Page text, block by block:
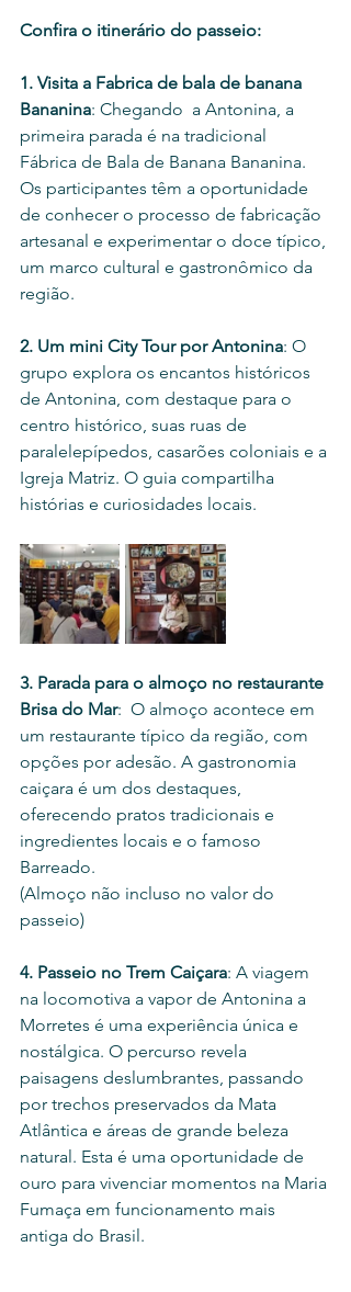
Confira o itinerário do passeio:
1. Visita a Fabrica de bala de banana
Bananina: Chegando  a Antonina, a
primeira parada é na tradicional
Fábrica de Bala de Banana Bananina.
Os participantes têm a oportunidade
de conhecer o processo de fabricação
artesanal e experimentar o doce típico,
um marco cultural e gastronômico da
região.
2. Um mini City Tour por Antonina: O
grupo explora os encantos históricos
de Antonina, com destaque para o
centro histórico, suas ruas de
paralelepípedos, casarões coloniais e a
Igreja Matriz. O guia compartilha
histórias e curiosidades locais.
3. Parada para o almoço no restaurante
Brisa do Mar:  O almoço acontece em
um restaurante típico da região, com
opções por adesão. A gastronomia
caiçara é um dos destaques,
oferecendo pratos tradicionais e
ingredientes locais e o famoso
Barreado.
(Almoço não incluso no valor do
passeio)
4. Passeio no Trem Caiçara: A viagem
na locomotiva a vapor de Antonina a
Morretes é uma experiência única e
nostálgica. O percurso revela
paisagens deslumbrantes, passando
por trechos preservados da Mata
Atlântica e áreas de grande beleza
natural. Esta é uma oportunidade de
ouro para vivenciar momentos na Maria
Fumaça em funcionamento mais
antiga do Brasil.